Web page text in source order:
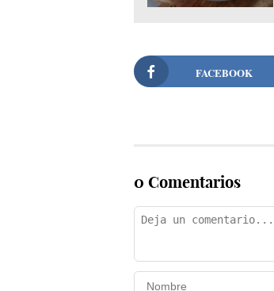
FACEBOOK
0 Comentarios